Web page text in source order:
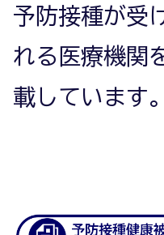
予防接種が受
れる医療機関
載しています